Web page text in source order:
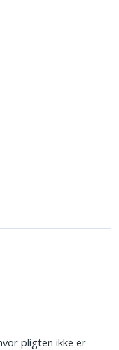
pligten ikke er